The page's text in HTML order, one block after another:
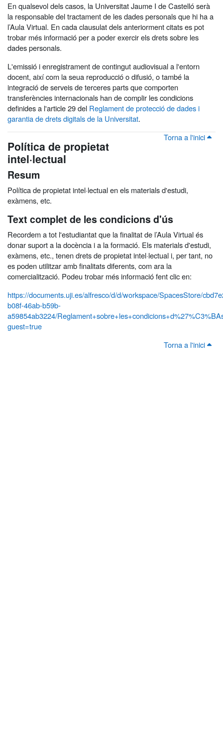
En qualsevol dels casos, la Universitat Jaume I de Castelló serà
la responsable del tractament de les dades personals que hi ha a
l’Aula Virtual. En cada clausulat dels anteriorment citats es pot
trobar més informació per a poder exercir els drets sobre les
dades personals.
L'emissió i enregistrament de contingut audiovisual a l'entorn
docent, així com la seua reproducció o difusió, o també la
integració de serveis de terceres parts que comporten
transferències internacionals han de complir les condicions
definides a l'article 29 del Reglament de protecció de dades i
garantia de drets digitals de la Universitat.
Torna a l'inici
Política de propietat
intel·lectual
Resum
Política de propietat intel·lectual en els materials d'estudi,
exàmens, etc.
Text complet de les condicions d'ús
Recordem a tot l'estudiantat que la finalitat de l’Aula Virtual és
donar suport a la docència i a la formació. Els materials d'estudi,
exàmens, etc., tenen drets de propietat intel·lectual i, per tant, no
es poden utilitzar amb finalitats diferents, com ara la
comercialització. Podeu trobar més informació fent clic en:
https://documents.uji.es/alfresco/d/d/workspace/SpacesStore/
b08f-46ab-b59b-
a59854ab3224/
guest=true
Torna a l'inici